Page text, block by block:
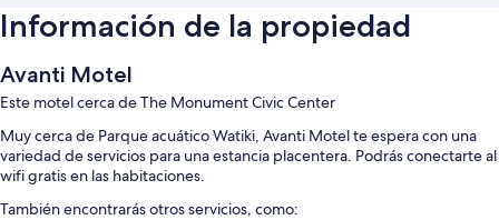
Información de la propiedad
Avanti Motel
Este motel cerca de The Monument Civic Center
Muy cerca de Parque acuático Watiki, Avanti Motel te espera con una
variedad de servicios para una estancia placentera. Podrás conectarte al
wifi gratis en las habitaciones.
También encontrarás otros servicios, como: